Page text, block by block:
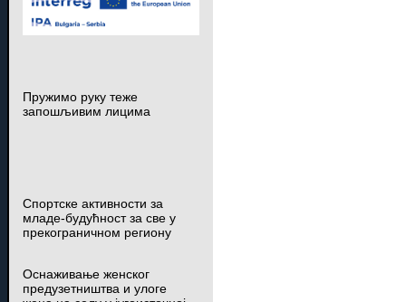
Пружимо руку теже
запошљивим лицима
Спортске активности за
младе-будућност за све у
прекограничном региону
Оснаживање женског
предузетништва и улоге